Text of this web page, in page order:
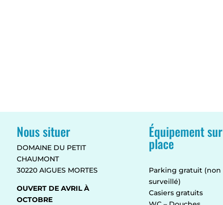
Nous situer
DOMAINE DU PETIT
CHAUMONT
30220 AIGUES MORTES
OUVERT DE AVRIL À
OCTOBRE
Équipement sur
place
Parking gratuit (non
surveillé)
Casiers gratuits